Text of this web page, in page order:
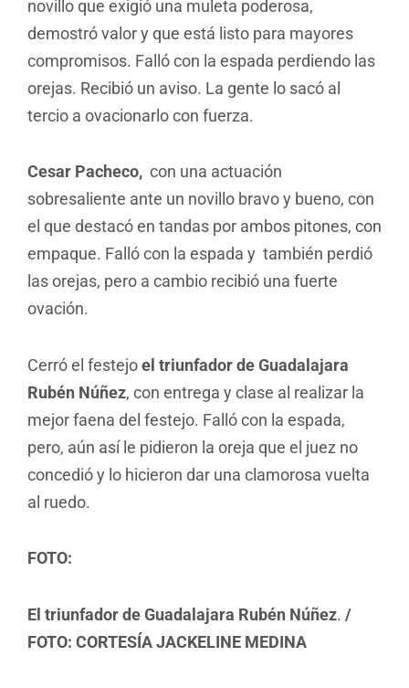
novillo que exigió una muleta poderosa,
demostró valor y que está listo para mayores
compromisos. Falló con la espada perdiendo las
orejas. Recibió un aviso. La gente lo sacó al
tercio a ovacionarlo con fuerza.
Cesar Pacheco, con una actuación
sobresaliente ante un novillo bravo y bueno, con
el que destacó en tandas por ambos pitones, con
empaque. Falló con la espada y también perdió
las orejas, pero a cambio recibió una fuerte
ovación.
Cerró el festejoel triunfador de Guadalajara
Rubén Núñez, con entrega y clase al realizar la
mejor faena del festejo. Falló con la espada,
pero, aún así le pidieron la oreja que el juez no
concedió y lo hicieron dar una clamorosa vuelta
al ruedo.
FOTO:
El triunfador de Guadalajara Rubén Núñez. /
FOTO: CORTESÍA JACKELINE MEDINA